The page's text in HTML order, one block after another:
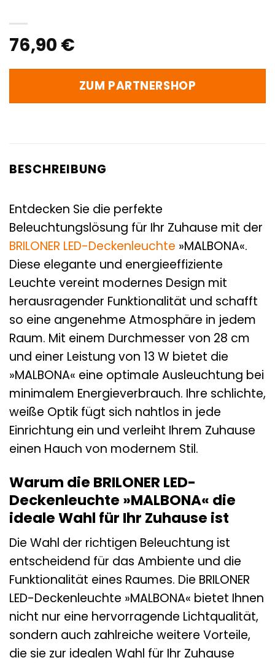
76,90 €
ZUM PARTNERSHOP
BESCHREIBUNG
Entdecken Sie die perfekte
Beleuchtungslösung für Ihr Zuhause mit der
BRILONER LED-Deckenleuchte »MALBONA«.
Diese elegante und energieeffiziente
Leuchte vereint modernes Design mit
herausragender Funktionalität und schafft
so eine angenehme Atmosphäre in jedem
Raum. Mit einem Durchmesser von 28 cm
und einer Leistung von 13 W bietet die
»MALBONA« eine optimale Ausleuchtung bei
minimalem Energieverbrauch. Ihre schlichte,
weiße Optik fügt sich nahtlos in jede
Einrichtung ein und verleiht Ihrem Zuhause
einen Hauch von modernem Stil.
Warum die BRILONER LED-
Deckenleuchte »MALBONA« die
ideale Wahl für Ihr Zuhause ist
Die Wahl der richtigen Beleuchtung ist
entscheidend für das Ambiente und die
Funktionalität eines Raumes. Die BRILONER
LED-Deckenleuchte »MALBONA« bietet Ihnen
nicht nur eine hervorragende Lichtqualität,
sondern auch zahlreiche weitere Vorteile,
die sie zur idealen Wahl für Ihr Zuhause